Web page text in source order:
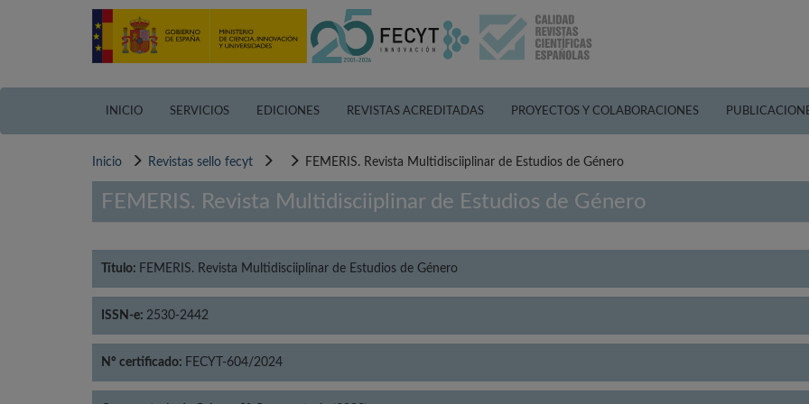
INICIO SERVICIOS EDICIONES REVISTAS ACREDITADAS PROYECTOS Y COLABORACIONES
Inicio Revistas sello fecyt FEMERIS. Revista Multidisciiplinar de Estudios de Género
FEMERIS. Revista Multidisciiplinar de Estudios de Género
Título: FEMERIS. Revista Multidisciiplinar de Estudios de Género
ISSN-e: 2530-2442
Nº certificado: FECYT-604/2024